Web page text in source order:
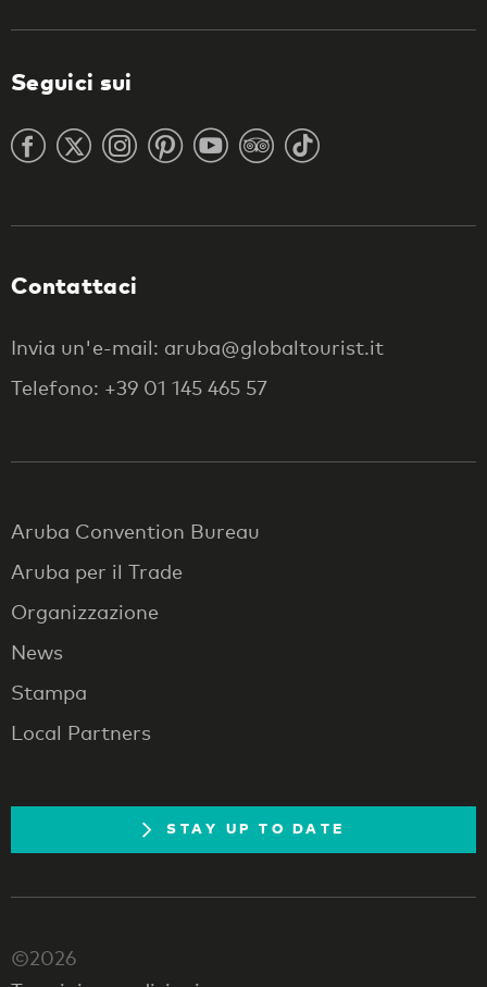
Seguici sui
Contattaci
Invia un'e-mail: aruba@globaltourist.it
Telefono: +39 01 145 465 57
Aruba Convention Bureau
Aruba per il Trade
Organizzazione
News
Stampa
Local Partners
STAY UP TO DATE
©2026